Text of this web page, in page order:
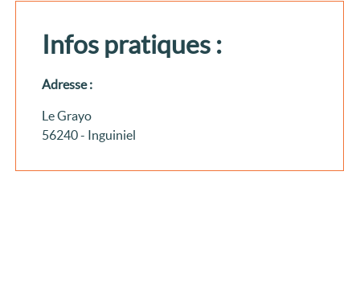
Infos pratiques :
Adresse :
Le Grayo
56240 - Inguiniel